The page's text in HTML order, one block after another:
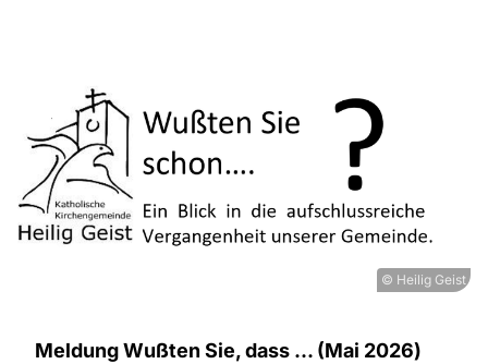
© Heilig Geist
Meldung Wußten Sie, dass ... (Mai 2026)